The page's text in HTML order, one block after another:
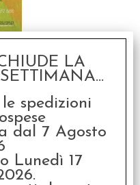
41x63
USA
SCONTO 20%
LA
spedizioni
dal 7 Agosto
Lunedì 17